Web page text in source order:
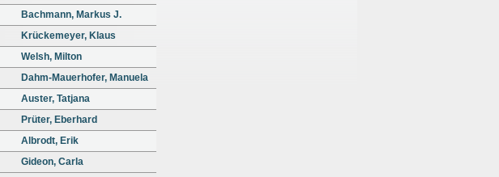
Bachmann, Markus J.
Krückemeyer, Klaus
Welsh, Milton
Dahm-Mauerhofer, Manuela
Auster, Tatjana
Prüter, Eberhard
Albrodt, Erik
Gideon, Carla